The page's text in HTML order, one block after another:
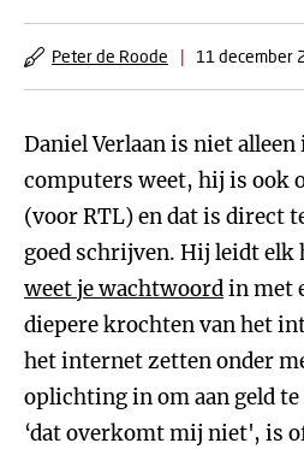
Peter de Roode | 11 december
Daniel Verlaan is niet alleen
computers weet, hij is ook
(voor RTL) en dat is direct
goed schrijven. Hij leidt elk
weet je wachtwoordin met
diepere krochten van het
het internet zetten onder
oplichting in om aan geld
‘dat overkomt mij niet', is